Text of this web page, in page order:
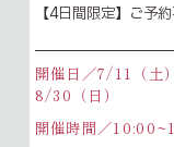
【4日間限定】ご予
開催日／7/11（土
8/30（日）
開催時間／